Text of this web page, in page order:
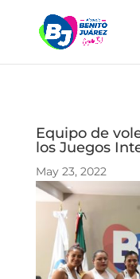
Equipo de
los Juegos
May 23, 2022